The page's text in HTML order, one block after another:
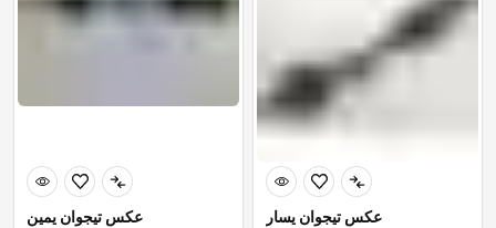
عكس تيجوان يمين عكس تيجوان يسار